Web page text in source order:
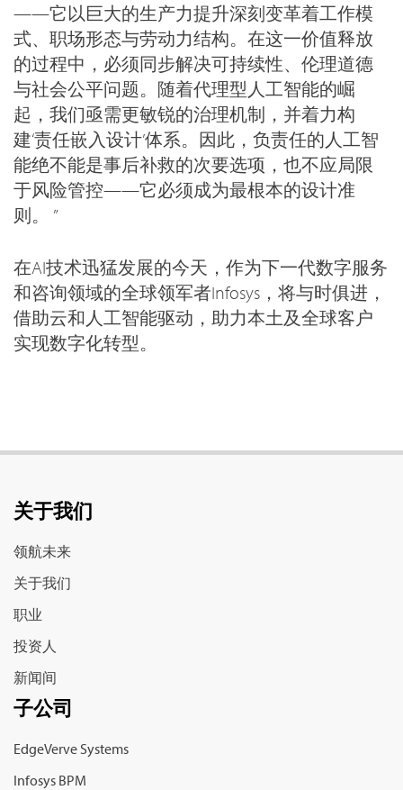
——它以巨大的生产力提升深刻变革着工作模
式、职场形态与劳动力结构。在这一价值释放
的过程中，必须同步解决可持续性、伦理道德
与社会公平问题。随着代理型人工智能的崛
起，我们亟需更敏锐的治理机制，并着力构
建‘责任嵌入设计’体系。因此，负责任的人工智
能绝不能是事后补救的次要选项，也不应局限
于风险管控——它必须成为最根本的设计准
则。 ”
在AI技术迅猛发展的今天，作为下一代数字服务
和咨询领域的全球领军者Infosys，将与时俱进，
借助云和人工智能驱动，助力本土及全球客户
实现数字化转型。
关于我们
领航未来
关于我们
职业
投资人
新闻间
子公司
EdgeVerve Systems
Infosys BPM